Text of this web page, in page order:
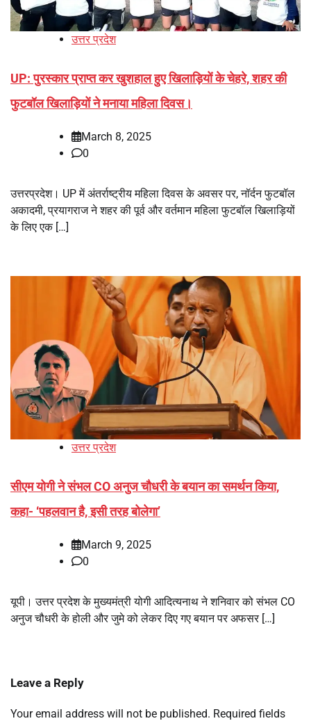
उत्तर प्रदेश
UP: पुरस्कार प्राप्त कर खुशहाल हुए खिलाड़ियों के चेहरे, शहर की
फुटबॉल खिलाड़ियों ने मनाया महिला दिवस।
March 8, 2025
0
उत्तरप्रदेश। UP में अंतर्राष्ट्रीय महिला दिवस के अवसर पर, नॉर्दन फुटबॉल
अकादमी, प्रयागराज ने शहर की पूर्व और वर्तमान महिला फुटबॉल खिलाड़ियों
के लिए एक […]
उत्तर प्रदेश
सीएम योगी ने संभल CO अनुज चौधरी के बयान का समर्थन किया,
कहा- ‘पहलवान है, इसी तरह बोलेगा’
March 9, 2025
0
यूपी। उत्तर प्रदेश के मुख्यमंत्री योगी आदित्यनाथ ने शनिवार को संभल CO
अनुज चौधरी के होली और जुमे को लेकर दिए गए बयान पर अफसर […]
Leave a Reply
Your email address will not be published. Required fields